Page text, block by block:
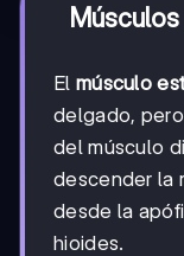
El músculo
delgado,
del músculo
descender la
desde la
hioides.